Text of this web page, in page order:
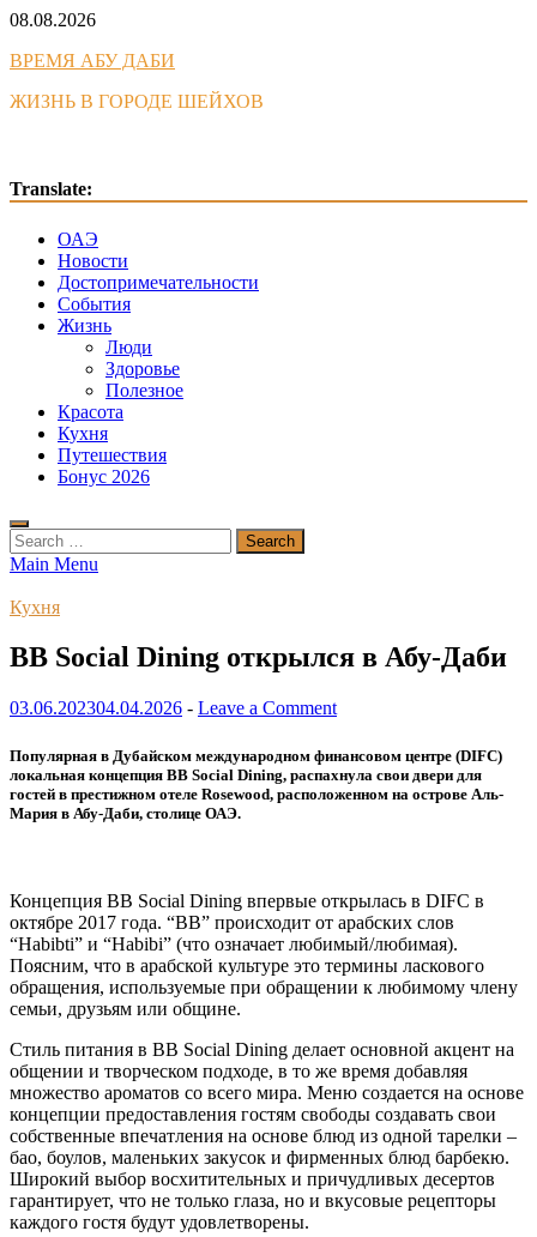
Skip
content
08.08.2026
ВРЕМЯ АБУ ДАБИ
ЖИЗНЬ В ГОРОДЕ ШЕЙХОВ
Translate:
ОАЭ
Новости
Достопримечательности
События
Жизнь
Люди
Здоровье
Полезное
Красота
Кухня
Путешествия
Бонус 2026
Search
for:
Main Menu
Кухня
BB Social Dining открылся в Абу-Даби
03.06.202304.04.2026 - Leave a Comment
Популярная в Дубайском международном финансовом центре (DIFC)
локальная концепция BB Social Dining, распахнула свои двери для
гостей в престижном отеле Rosewood, расположенном на острове Аль-
Мария в Абу-Даби, столице ОАЭ.
Концепция BB Social Dining впервые открылась в DIFC в
октябре 2017 года. “BB” происходит от арабских слов
“Habibti” и “Habibi” (что означает любимый/любимая).
Поясним, что в арабской культуре это термины ласкового
обращения, используемые при обращении к любимому члену
семьи, друзьям или общине.
Стиль питания в BB Social Dining делает основной акцент на
общении и творческом подходе, в то же время добавляя
множество ароматов со всего мира. Меню создается на основе
концепции предоставления гостям свободы создавать свои
собственные впечатления на основе блюд из одной тарелки –
бао, боулов, маленьких закусок и фирменных блюд барбекю.
Широкий выбор восхитительных и причудливых десертов
гарантирует, что не только глаза, но и вкусовые рецепторы
каждого гостя будут удовлетворены.